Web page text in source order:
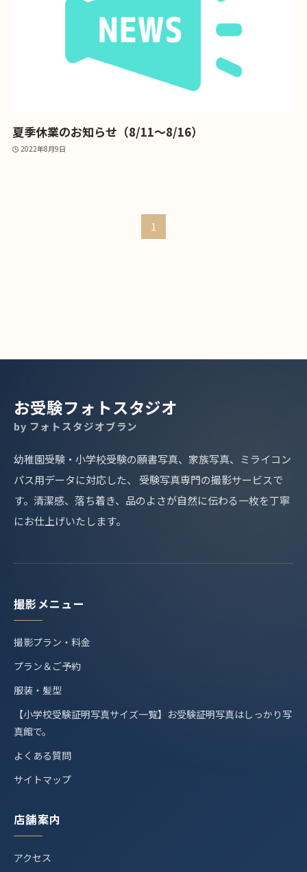
夏季休業のお知らせ（8/11～8/16）
2022年8月9日
1
お受験フォトスタジオ
by フォトスタジオブラン
幼稚園受験・小学校受験の願書写真、家族写真、ミライコン
パス用データに対応した、 受験写真専門の撮影サービスで
す。清潔感、落ち着き、品のよさが自然に伝わる一枚を丁寧
にお仕上げいたします。
撮影メニュー
撮影プラン・料金
プラン＆ご予約
服装・髪型
【小学校受験証明写真サイズ一覧】お受験証明写真はしっかり写
真館で。
よくある質問
サイトマップ
店舗案内
アクセス